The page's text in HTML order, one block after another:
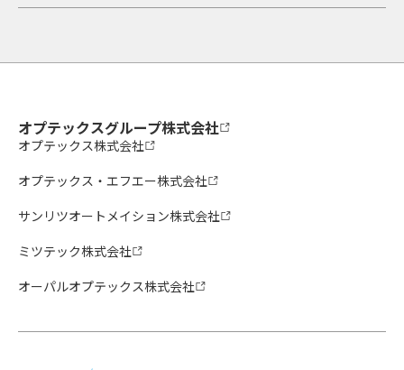
オプテックスグループ株式会社
オプテックス株式会社
オプテックス・エフエー株式会社
サンリツオートメイション株式会社
ミツテック株式会社
オーパルオプテックス株式会社